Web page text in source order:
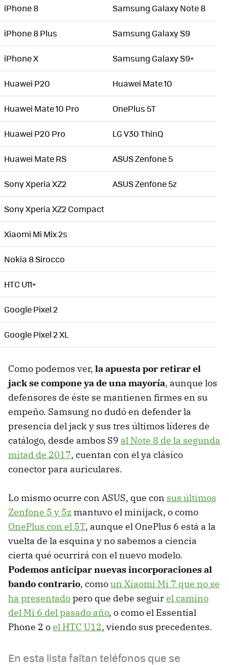
iPhone 8 Samsung Galaxy Note 8
iPhone 8 Plus Samsung Galaxy S9
iPhone X Samsung Galaxy S9+
Huawei P20 Huawei Mate 10
Huawei Mate 10 Pro OnePlus 5T
Huawei P20 Pro LG V30 ThinQ
Huawei Mate RS ASUS Zenfone 5
Sony Xperia XZ2 ASUS Zenfone 5z
Sony Xperia XZ2 Compact
Xiaomi Mi Mix 2s
Nokia 8 Sirocco
HTC U11+
Google Pixel 2
Google Pixel 2 XL
Como podemos ver, la apuesta por retirar el
jack se compone ya de una mayoría, aunque los
defensores de éste se mantienen firmes en su
empeño. Samsung no dudó en defender la
presencia del jack y sus tres últimos líderes de
catálogo, desde ambos S9 al Note 8 de la segunda
mitad de 2017, cuentan con el ya clásico
conector para auriculares.
Lo mismo ocurre con ASUS, que con sus últimos
Zenfone 5 y 5z mantuvo el minijack, o como
OnePlus con el 5T, aunque el OnePlus 6 está a la
vuelta de la esquina y no sabemos a ciencia
cierta qué ocurrirá con el nuevo modelo.
Podemos anticipar nuevas incorporaciones al
bando contrario, comoun Xiaomi Mi 7 que no se
ha presentadopero que debe seguirel camino
del Mi 6 del pasado año, o como el Essential
Phone 2 oel HTC U12, viendo sus precedentes.
En esta lista faltan teléfonos que se